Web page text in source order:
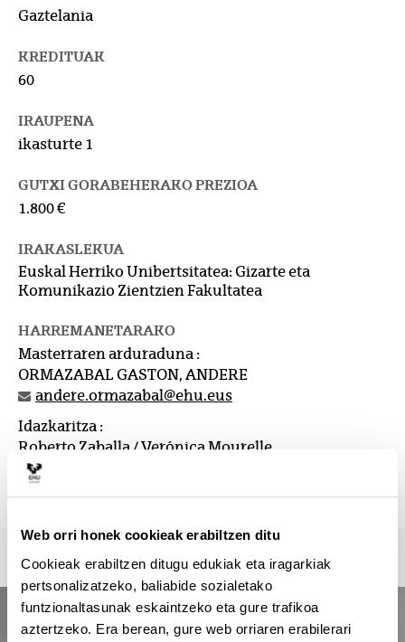
Web orri honek cookieak erabiltzen ditu
Cookieak erabiltzen ditugu edukiak eta iragarkiak
pertsonalizatzeko, baliabide sozialetako
funtzionaltasunak eskaintzeko eta gure trafikoa
aztertzeko. Era berean, gure web orriaren erabilerari
Gaztelania
KREDITUAK
60
IRAUPENA
ikasturte 1
GUTXI GORABEHERAKO PREZIOA
1.800 €
IRAKASLEKUA
Euskal Herriko Unibertsitatea: Gizarte eta
Komunikazio Zientzien Fakultatea
HARREMANETARAKO
Masterraren arduraduna :
ORMAZABAL GASTON, ANDERE
andere.ormazabal@ehu.eus
Idazkaritza :
Roberto Zaballa / Verónica Mourelle
master.csc@ehu.eus / gkz.masterra@ehu.eus